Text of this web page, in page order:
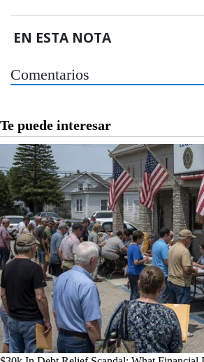
EN ESTA NOTA
Comentarios